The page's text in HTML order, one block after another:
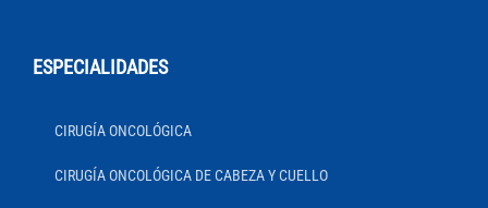
ESPECIALIDADES
CIRUGÍA ONCOLÓGICA
CIRUGÍA ONCOLÓGICA DE CABEZA Y CUELLO